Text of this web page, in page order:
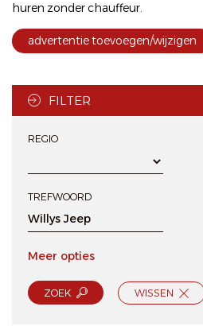
huren zonder chauffeur.
advertentie toevoegen/wijzigen
FILTER
REGIO
TREFWOORD
Meer opties
ZOEK WISSEN